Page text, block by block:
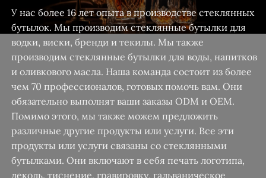
У нас более 16 лет опыта в производстве стеклянных
бутылок. Мы производим стеклянные бутылки для
водки, виски, бренди и текилы. Мы также
производим стеклянные бутылки для воды, напитков
и оливкового масла. Наша команда состоит из более
чем 70 профессионалов, готовых помочь вам. Они
обязательно выполнят ваши заказы ODM и OEM.
Помимо этого, мы также можем предложить
различные другие продукты или услуги. Все эти
продукты или услуги связаны со стеклянными
бутылками. Они включают в себя печать логотипа,
деколь, тиснение, гравировку, гальваническое